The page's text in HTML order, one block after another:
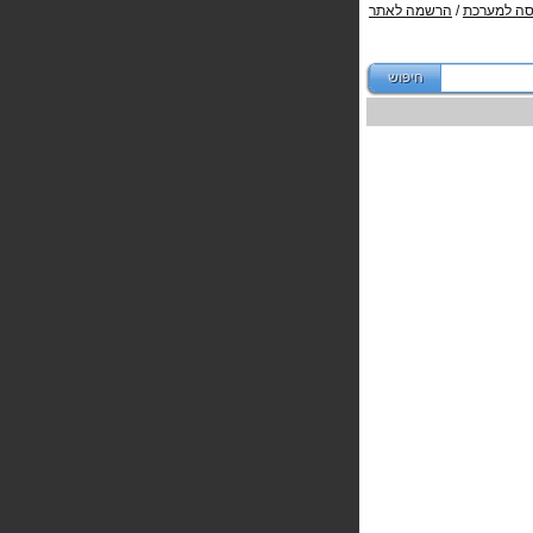
למערכת/ הרשמה לאתר